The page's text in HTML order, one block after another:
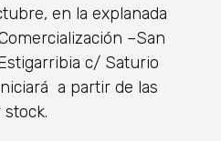
en la explanada
–San
c/ Saturio
a partir de las